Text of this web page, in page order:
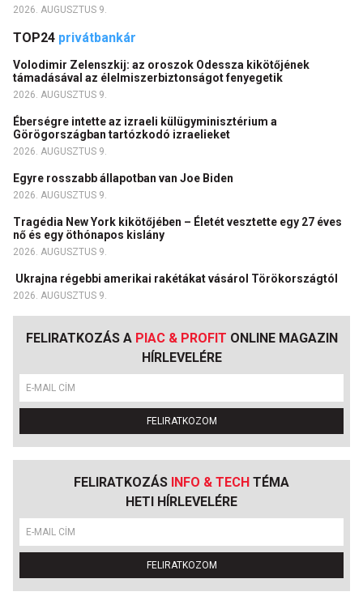
2026. AUGUSZTUS 9.
TOP24 privátbankár
Volodimir Zelenszkij: az oroszok Odessza kikötőjének
támadásával az élelmiszerbiztonságot fenyegetik
2026. AUGUSZTUS 9.
Éberségre intette az izraeli külügyminisztérium a
Görögországban tartózkodó izraelieket
2026. AUGUSZTUS 9.
Egyre rosszabb állapotban van Joe Biden
2026. AUGUSZTUS 9.
Tragédia New York kikötőjében – Életét vesztette egy 27 éves
nő és egy öthónapos kislány
2026. AUGUSZTUS 9.
Ukrajna régebbi amerikai rakétákat vásárol Törökországtól
2026. AUGUSZTUS 9.
FELIRATKOZÁS A PIAC & PROFIT ONLINE MAGAZIN
HÍRLEVELÉRE
FELIRATKOZOM
FELIRATKOZÁS INFO & TECH TÉMA
HETI HÍRLEVELÉRE
FELIRATKOZOM